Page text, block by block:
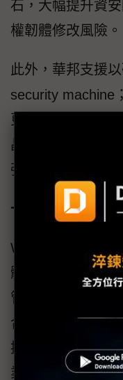
石，大幅提升資
權韌體修改風險。
此外，華邦支援
security machine
更強金鑰保護與
晶片製造與組裝
強化供應鏈安全。
一站式安全儲存
W77Q的真正價值
體」問題，更協
管理的支援性任
合韌體驗證流程
控制由W77Q硬體
業資安團隊支援